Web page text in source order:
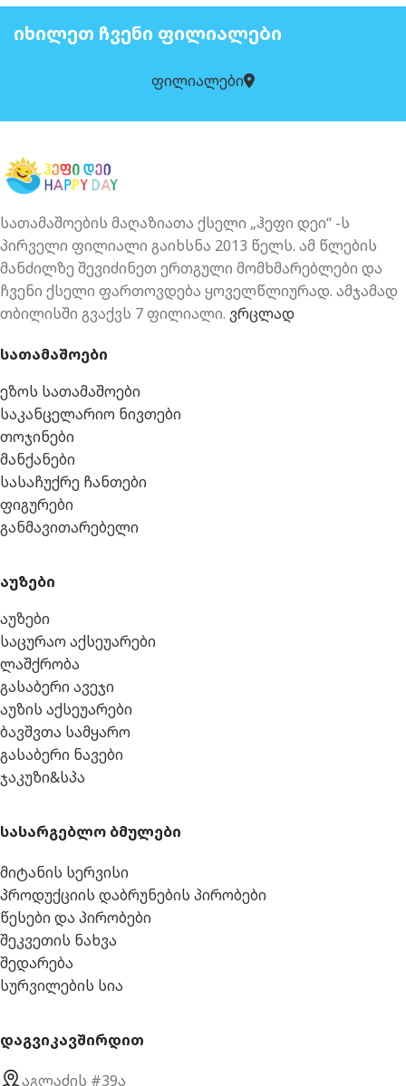
ᲘᲮᲘᲚᲔᲗ ᲩᲕᲔᲜᲘ ᲤᲘᲚᲘᲐᲚᲔᲑᲘ
ფილიალები
სათამაშოების მაღაზიათა ქსელი „ჰეფი დეი“ -ს
პირველი ფილიალი გაიხსნა 2013 წელს. ამ წლების
მანძილზე შევიძინეთ ერთგული მომხმარებლები და
ჩვენი ქსელი ფართოვდება ყოველწლიურად. ამჯამად
თბილისში გვაქვს 7 ფილიალი. ვრცლად
სათამაშოები
ეზოს სათამაშოები
საკანცელარიო ნივთები
თოჯინები
მანქანები
სასაჩუქრე ჩანთები
ფიგურები
განმავითარებელი
აუზები
აუზები
საცურაო აქსეუარები
ლაშქრობა
გასაბერი ავეჯი
აუზის აქსეუარები
ბავშვთა სამყარო
გასაბერი ნავები
ჯაკუზი&სპა
სასარგებლო ბმულები
მიტანის სერვისი
პროდუქციის დაბრუნების პირობები
წესები და პირობები
შეკვეთის ნახვა
შედარება
სურვილების სია
დაგვიკავშირდით
აგლაძის #39ა